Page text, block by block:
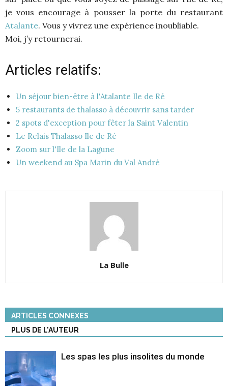
je vous encourage à pousser la porte du restaurant
Atalante. Vous y vivrez une expérience inoubliable.
Moi, j’y retournerai.
Articles relatifs:
Un séjour bien-être à l'Atalante Ile de Ré
5 restaurants de thalasso à découvrir sans tarder
2 spots d'exception pour fêter la Saint Valentin
Le Relais Thalasso Ile de Ré
Zoom sur l'Ile de la Lagune
Un weekend au Spa Marin du Val André
La Bulle
ARTICLES CONNEXES
PLUS DE L'AUTEUR
Les spas les plus insolites du monde